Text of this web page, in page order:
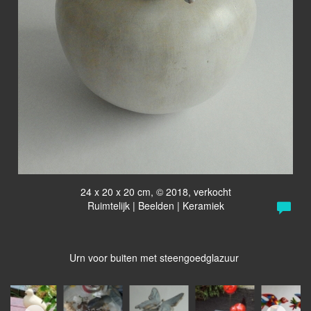
24 x 20 x 20 cm, © 2018, verkocht
Ruimtelijk | Beelden | Keramiek
Urn voor buiten met steengoedglazuur